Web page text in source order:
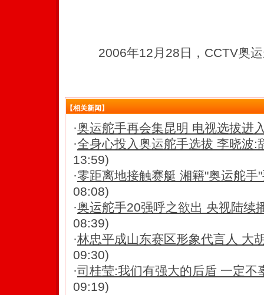
2006年12月28日，CCTV奥运
【相关新闻】
·奥运舵手再会集昆明 电视选拔进
·全身心投入奥运舵手选拔 李晓波:
13:59)
·零距离地接触赛艇 湘籍"奥运舵手
08:08)
·奥运舵手20强呼之欲出 央视陆续
08:39)
·林忠平成山东赛区形象代言人 大
09:30)
·司桂莹:我们有强大的后盾 一定不
09:19)